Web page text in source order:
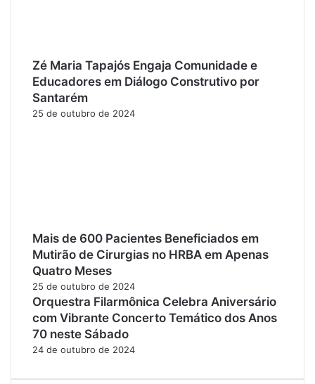
Zé Maria Tapajós Engaja Comunidade e
Educadores em Diálogo Construtivo por
Santarém
25 de outubro de 2024
Mais de 600 Pacientes Beneficiados em
Mutirão de Cirurgias no HRBA em Apenas
Quatro Meses
25 de outubro de 2024
Orquestra Filarmônica Celebra Aniversário
com Vibrante Concerto Temático dos Anos
70 neste Sábado
24 de outubro de 2024